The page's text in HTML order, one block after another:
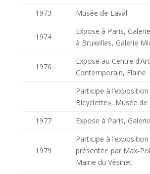
1973
Musée de Laval
1974
Expose à Paris,
à Bruxelles, Galerie
1976
Expose au Centre d’Art
Contemporain, Flaine
Participe à l’exposition
Bicyclette», Musée de
1977
Expose à Paris,
1979
Participe à
présentée par Max-
Mairie du Vésinet